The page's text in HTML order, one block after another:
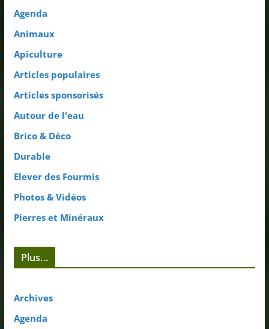
Agenda
Animaux
Apiculture
Articles populaires
Articles sponsorisés
Autour de l'eau
Brico & Déco
Durable
Elever des Fourmis
Photos & Vidéos
Pierres et Minéraux
Plus...
Archives
Agenda